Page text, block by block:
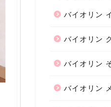
バイオリン
バイオリン
バイオリン
バイオリン